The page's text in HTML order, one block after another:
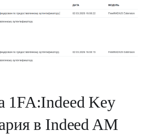
1FA:Indeed Key
в Indeed AM